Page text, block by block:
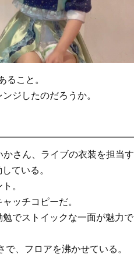
こと。
ジしたのだろうか。
さん、ライブの衣装を担当す
ている。
。
ッチコピーだ。
でストイックな一面が魅力で
、フロアを沸かせている。